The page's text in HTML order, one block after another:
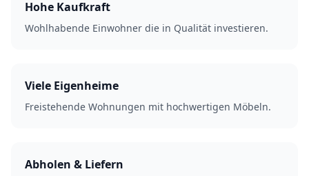
Hohe Kaufkraft
Wohlhabende Einwohner die in Qualität investieren.
Viele Eigenheime
Freistehende Wohnungen mit hochwertigen Möbeln.
Abholen & Liefern